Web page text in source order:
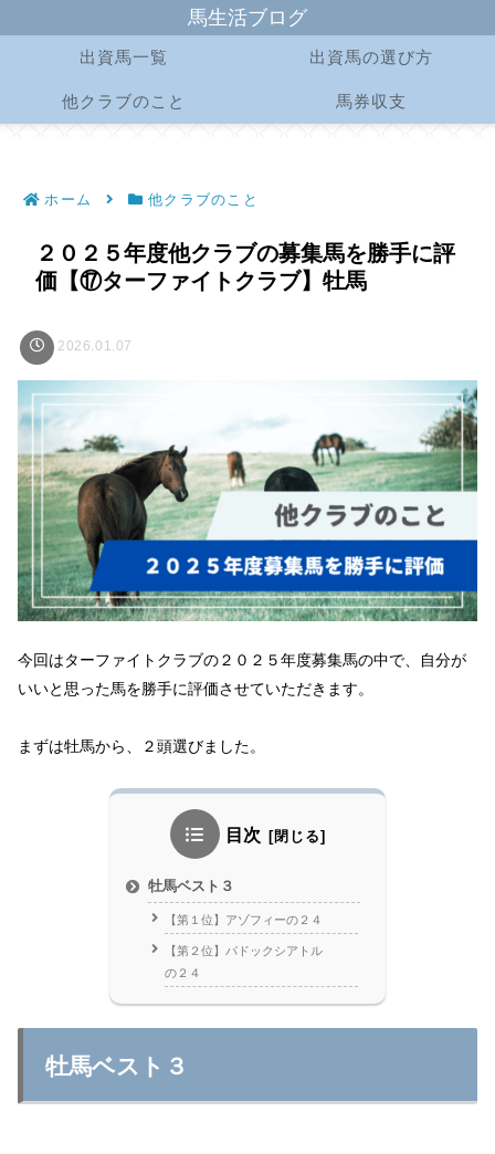
馬生活ブログ
出資馬一覧 出資馬の選び方
他クラブのこと 馬券収支
ホーム 他クラブのこと
２０２５年度他クラブの募集馬を勝手に評
価【⑰ターファイトクラブ】牡馬
2026.01.07
今回はターファイトクラブの２０２５年度募集馬の中で、自分が
いいと思った馬を勝手に評価させていただきます。
まずは牡馬から、２頭選びました。
目次
牡馬ベスト３
【第１位】アゾフィーの２４
【第２位】パドックシアトル
の２４
牡馬ベスト３